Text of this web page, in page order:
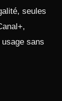
seules
sans